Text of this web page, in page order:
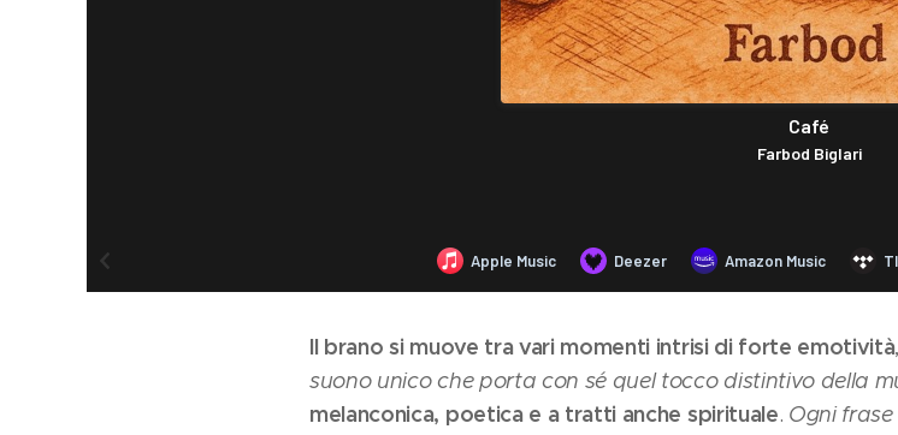
Il brano si muove tra vari momenti intrisi di forte emotività
suono unico che porta con sé quel tocco distintivo della
melanconica, poetica e a tratti anche spirituale. Ogni